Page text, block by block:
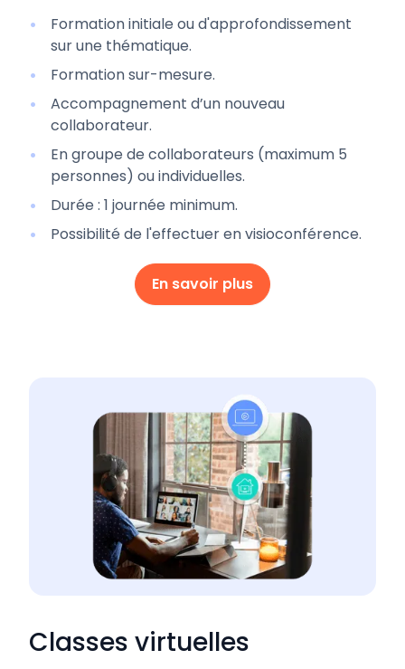
Formation initiale ou d'approfondissement
sur une thématique.
Formation sur-mesure.
Accompagnement d’un nouveau
collaborateur.
En groupe de collaborateurs (maximum 5
personnes) ou individuelles.
Durée : 1 journée minimum.
Possibilité de l'effectuer en visioconférence.
En savoir plus
Classes virtuelles